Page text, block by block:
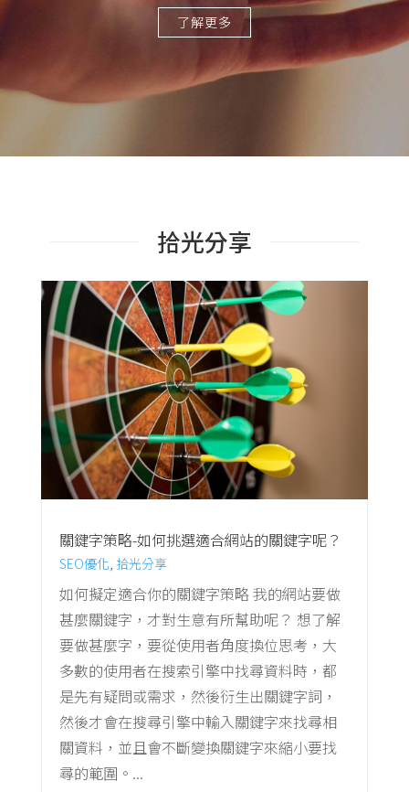
了解更多
拾光分享
關鍵字策略-如何挑選適合網站的關鍵字呢？
SEO優化, 拾光分享
如何擬定適合你的關鍵字策略 我的網站要做
甚麼關鍵字，才對生意有所幫助呢？ 想了解
要做甚麼字，要從使用者角度換位思考，大
多數的使用者在搜索引擎中找尋資料時，都
是先有疑問或需求，然後衍生出關鍵字詞，
然後才會在搜尋引擎中輸入關鍵字來找尋相
關資料，並且會不斷變換關鍵字來縮小要找
尋的範圍。...